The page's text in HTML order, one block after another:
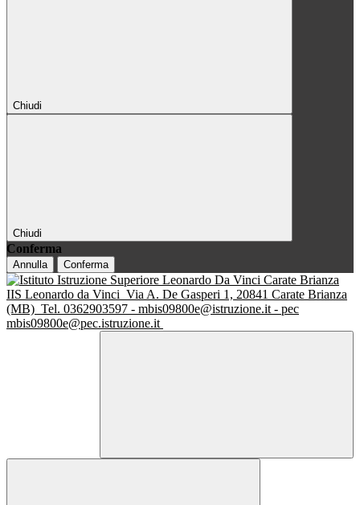
Chiudi
Chiudi
Conferma
Annulla Conferma
IIS Leonardo da Vinci Via A. De Gasperi 1, 20841 Carate Brianza
(MB) Tel. 0362903597 - mbis09800e@istruzione.it - pec
mbis09800e@pec.istruzione.it